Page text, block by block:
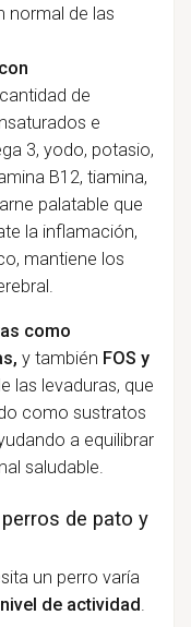
normal de las
de
e
3, yodo, potasio,
B12, tiamina,
palatable que
la inflamación,
mantiene los
como
y también FOS y
las levaduras, que
como sustratos
a equilibrar
saludable.
de pato y
un perro varía
de actividad.